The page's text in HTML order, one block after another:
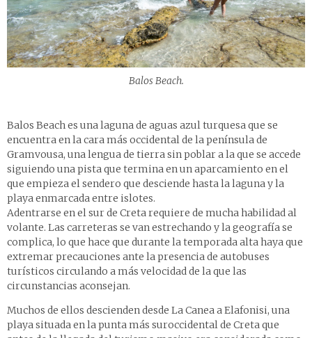
Balos Beach.
Balos Beach es una laguna de aguas azul turquesa que se
encuentra en la cara más occidental de la península de
Gramvousa, una lengua de tierra sin poblar a la que se accede
siguiendo una pista que termina en un aparcamiento en el
que empieza el sendero que desciende hasta la laguna y la
playa enmarcada entre islotes.
Adentrarse en el sur de Creta requiere de mucha habilidad al
volante. Las carreteras se van estrechando y la geografía se
complica, lo que hace que durante la temporada alta haya que
extremar precauciones ante la presencia de autobuses
turísticos circulando a más velocidad de la que las
circunstancias aconsejan.
Muchos de ellos descienden desde La Canea a Elafonisi, una
playa situada en la punta más suroccidental de Creta que